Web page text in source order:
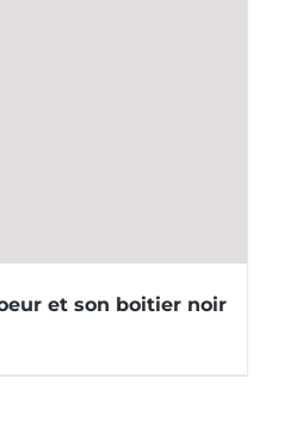
et son boitier noir